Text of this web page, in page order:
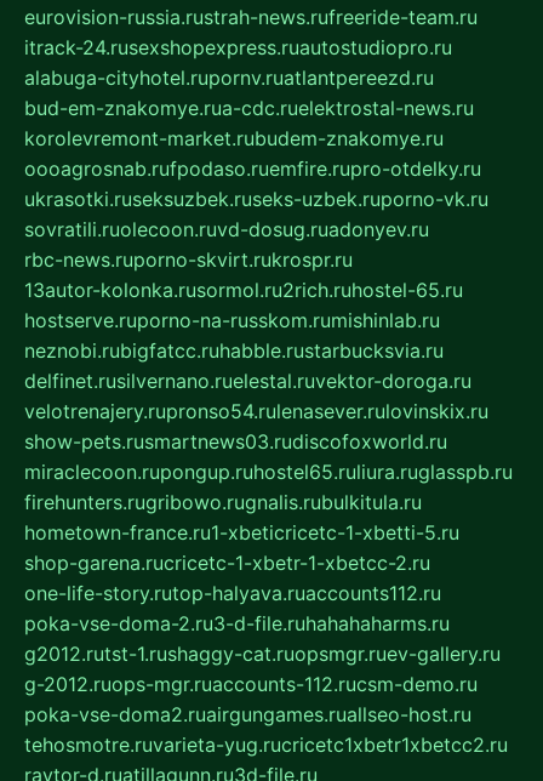
eurovision-russia.rustrah-news.rufreeride-team.ru
itrack-24.rusexshopexpress.ruautostudiopro.ru
alabuga-cityhotel.rupornv.ruatlantpereezd.ru
bud-em-znakomye.rua-cdc.ruelektrostal-news.ru
korolevremont-market.rubudem-znakomye.ru
oooagrosnab.rufpodaso.ruemfire.rupro-otdelky.ru
ukrasotki.ruseksuzbek.ruseks-uzbek.ruporno-vk.ru
sovratili.ruolecoon.ruvd-dosug.ruadonyev.ru
rbc-news.ruporno-skvirt.rukrospr.ru
13autor-kolonka.rusormol.ru2rich.ruhostel-65.ru
hostserve.ruporno-na-russkom.rumishinlab.ru
neznobi.rubigfatcc.ruhabble.rustarbucksvia.ru
delfinet.rusilvernano.ruelestal.ruvektor-doroga.ru
velotrenajery.rupronso54.rulenasever.rulovinskix.ru
show-pets.rusmartnews03.rudiscofoxworld.ru
miraclecoon.rupongup.ruhostel65.ruliura.ruglasspb.ru
firehunters.rugribowo.rugnalis.rubulkitula.ru
hometown-france.ru1-xbeticricetc-1-xbetti-5.ru
shop-garena.rucricetc-1-xbetr-1-xbetcc-2.ru
one-life-story.rutop-halyava.ruaccounts112.ru
poka-vse-doma-2.ru3-d-file.ruhahahaharms.ru
g2012.rutst-1.rushaggy-cat.ruopsmgr.ruev-gallery.ru
g-2012.ruops-mgr.ruaccounts-112.rucsm-demo.ru
poka-vse-doma2.ruairgungames.ruallseo-host.ru
tehosmotre.ruvarieta-yug.rucricetc1xbetr1xbetcc2.ru
raytor-d.ruatillagunn.ru3d-file.ru